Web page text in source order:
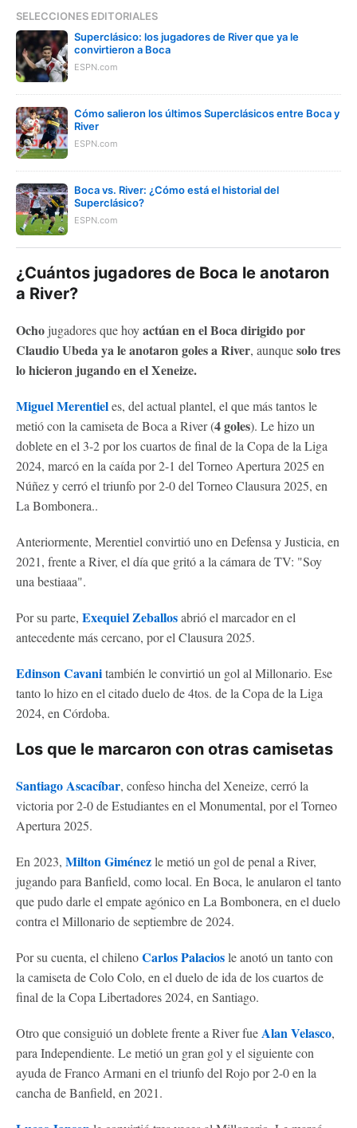
SELECCIONES EDITORIALES
Superclásico: los jugadores de River que ya le
convirtieron a Boca
ESPN.com
Cómo salieron los últimos Superclásicos entre Boca y
River
ESPN.com
Boca vs. River: ¿Cómo está el historial del
Superclásico?
ESPN.com
¿Cuántos jugadores de Boca le anotaron
a River?
Ocho jugadores que hoyactúan en el Boca dirigido por
Claudio Ubeda ya le anotaron goles a River, aunquesolo tres
lo hicieron jugando en el Xeneize.
Miguel Merentieles, del actual plantel, el que más tantos le
metió con la camiseta de Boca a River (4 goles). Le hizo un
doblete en el 3-2 por los cuartos de final de la Copa de la Liga
2024, marcó en la caída por 2-1 del Torneo Apertura 2025 en
Núñez y cerró el triunfo por 2-0 del Torneo Clausura 2025, en
La Bombonera..
Anteriormente, Merentiel convirtió uno en Defensa y Justicia, en
2021, frente a River, el día que gritó a la cámara de TV: "Soy
una bestiaaa".
Por su parte, Exequiel Zeballosabrió el marcador en el
antecedente más cercano, por el Clausura 2025.
Edinson Cavanitambién le convirtió un gol al Millonario. Ese
tanto lo hizo en el citado duelo de 4tos. de la Copa de la Liga
2024, en Córdoba.
Los que le marcaron con otras camisetas
Santiago Ascacíbar, confeso hincha del Xeneize, cerró la
victoria por 2-0 de Estudiantes en el Monumental, por el Torneo
Apertura 2025.
En 2023, Milton Giménezle metió un gol de penal a River,
jugando para Banfield, como local. En Boca, le anularon el tanto
que pudo darle el empate agónico en La Bombonera, en el duelo
contra el Millonario de septiembre de 2024.
Por su cuenta, el chilenoCarlos Palaciosle anotó un tanto con
la camiseta de Colo Colo, en el duelo de ida de los cuartos de
final de la Copa Libertadores 2024, en Santiago.
Otro que consiguió un doblete frente a River fueAlan Velasco,
para Independiente. Le metió un gran gol y el siguiente con
ayuda de Franco Armani en el triunfo del Rojo por 2-0 en la
cancha de Banfield, en 2021.